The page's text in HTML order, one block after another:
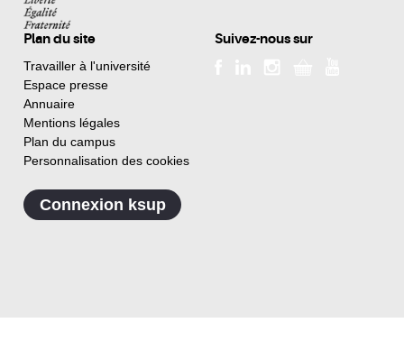
Plan du site
Travailler à l'université
Espace presse
Annuaire
Mentions légales
Plan du campus
Personnalisation des cookies
Suivez-nous sur
Connexion ksup